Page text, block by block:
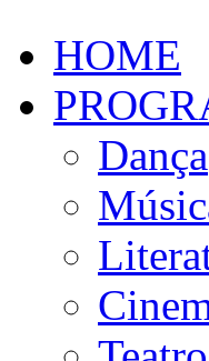
HOME
Dança